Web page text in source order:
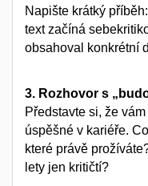
Napište krátký
text začíná
obsahoval konkrétní
3. Rozhovor s
Představte si, že
úspěšné v kariéře.
které právě
lety jen kritičtí?